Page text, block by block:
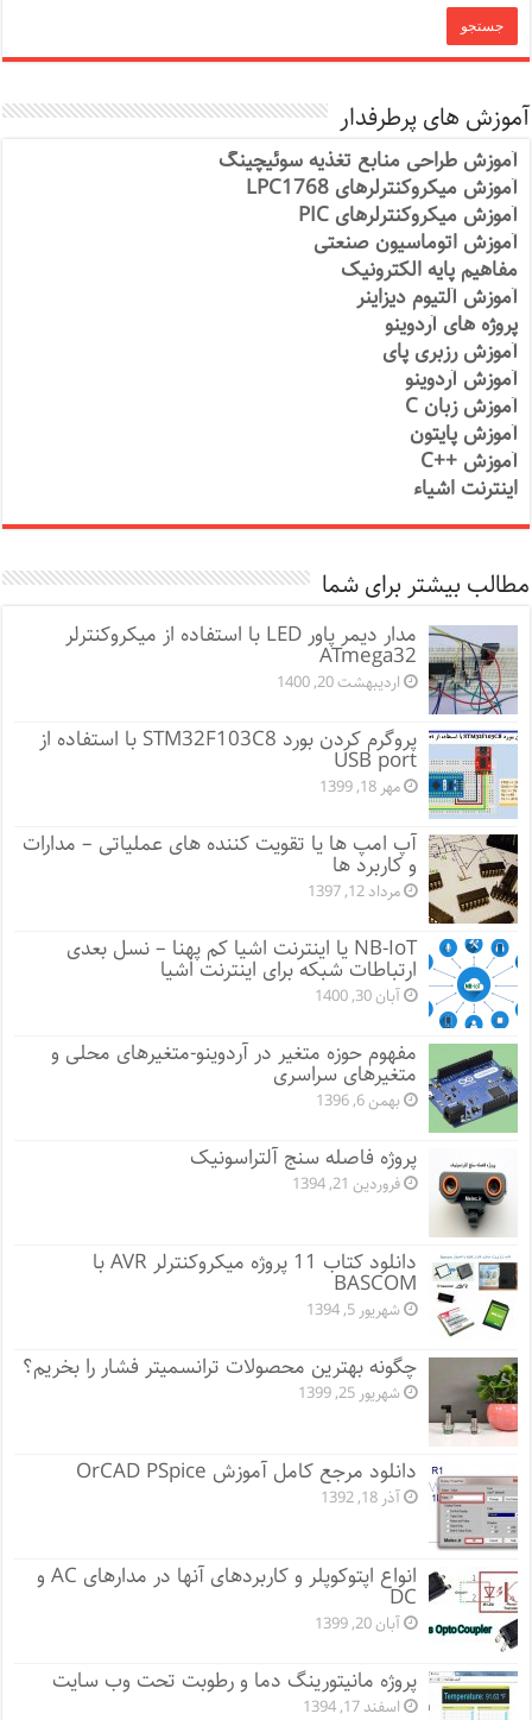
آموزش های پرطرفدار
آموزش طراحی منابع تغذیه سوئیچینگ
آموزش میکروکنترلرهای LPC1768
آموزش میکروکنترلرهای PIC
آموزش اتوماسیون صنعتی
مفاهیم پایه الکترونیک
آموزش آلتیوم دیزاینر
پروژه های آردوینو
آموزش رزبری پای
آموزش آردوینو
آموزش زبان C
آموزش پایتون
آموزش ++C
اینترنت اشیاء
مطالب بیشتر برای شما
مدار دیمر پاور LED با استفاده از میکروکنترلر
ATmega32
اردیبهشت 20, 1400
پروگرم کردن بورد STM32F103C8 با استفاده از
USB port
مهر 18, 1399
آپ امپ ها یا تقویت کننده های عملیاتی – مدارات
و کاربرد ها
مرداد 12, 1397
NB-IoT یا اینترنت اشیا کم پهنا – نسل بعدی
ارتباطات شبکه برای اینترنت اشیا
آبان 30, 1400
مفهوم حوزه متغیر در آردوینو-متغیرهای محلی و
متغیرهای سراسری
بهمن 6, 1396
پروژه فاصله سنج آلتراسونیک
فروردین 21, 1394
دانلود کتاب 11 پروژه میکروکنترلر AVR با
BASCOM
شهریور 5, 1394
چگونه بهترین محصولات ترانسمیتر فشار را بخریم؟
شهریور 25, 1399
دانلود مرجع کامل آموزش OrCAD PSpice
آذر 18, 1392
انواع اپتوکوپلر و کاربردهای آنها در مدارهای AC و
DC
آبان 20, 1399
پروژه مانيتورينگ دما و رطوبت تحت وب سایت
اسفند 17, 1394